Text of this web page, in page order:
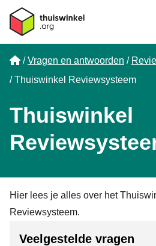
Home
Vragen en antwoorden
Thuiswinkel Reviewsysteem
Thuiswinkel
Hier lees je alles over het
Reviewsysteem.
Veelgestelde vragen